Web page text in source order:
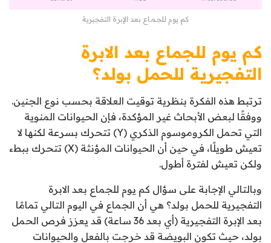
كم يوم للجماع بعد الإبرة التفجيرية
كم يوم للجماع بعد الابرة
التفجيرية للحمل بولد؟
ترتبط هذه الفكرة بنظرية توقيت العلاقة بحسب نوع الجنين.
ووفقًا لبعض الأبحاث غير المؤكدة، فإن الحيوانات المنوية
التي تحمل الكروموسوم الذكري (Y) تتحرك بسرعة لكنها لا
تعيش طويلًا، في حين أن الحيوانات المؤنثة (X) تتحرك ببطء
ولكن تعيش لفترة أطول.
وبالتالي الإجابة على سؤال كم يوم للجماع بعد الابرة
التفجيرية للحمل بولد؟ هي أن الجماع في اليوم التالي تمامًا
بعد الإبرة التفجيرية (أي بعد 36 ساعة) قد يعزز فرص الحمل
بولد، حيث تكون البويضة قد خرجت بالفعل والحيوانات